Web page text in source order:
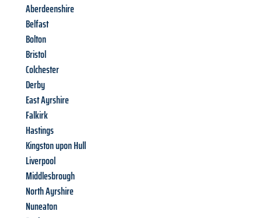
Aberdeenshire
Belfast
Bolton
Bristol
Colchester
Derby
East Ayrshire
Falkirk
Hastings
Kingston upon Hull
Liverpool
Middlesbrough
North Ayrshire
Nuneaton